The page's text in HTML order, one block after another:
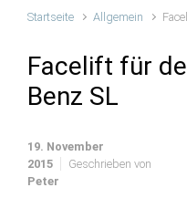
Startseite Allgemein
Facelift für
Benz SL
19. November
2015
Geschrieben von
Peter